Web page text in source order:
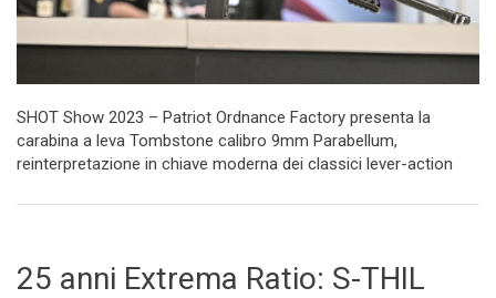
SHOT Show 2023 – Patriot Ordnance Factory presenta la
carabina a leva Tombstone calibro 9mm Parabellum,
reinterpretazione in chiave moderna dei classici lever-action
25 anni Extrema Ratio: S-THIL